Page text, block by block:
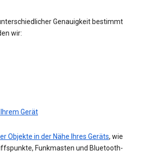
Genauigkeit bestimmt
wir:
Gerät
Objekte in der Nähe Ihres Geräts, wie
Funkmasten und Bluetooth-